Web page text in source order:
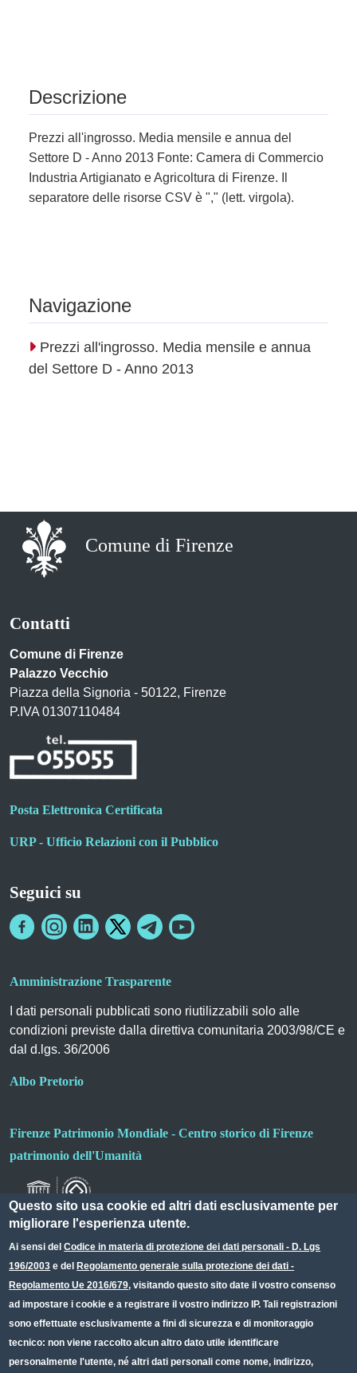
Descrizione
Prezzi all'ingrosso. Media mensile e annua del
Settore D - Anno 2013 Fonte: Camera di Commercio
Industria Artigianato e Agricoltura di Firenze. Il
separatore delle risorse CSV è "," (lett. virgola).
Navigazione
Prezzi all'ingrosso. Media mensile e annua
del Settore D - Anno 2013
Comune di Firenze
Contatti
Comune di Firenze
Palazzo Vecchio
Piazza della Signoria - 50122, Firenze
P.IVA 01307110484
Posta Elettronica Certificata
URP - Ufficio Relazioni con il Pubblico
Seguici su
Amministrazione Trasparente
I dati personali pubblicati sono riutilizzabili solo alle
condizioni previste dalla direttiva comunitaria 2003/98/CE e
dal d.lgs. 36/2006
Albo Pretorio
Firenze Patrimonio Mondiale - Centro storico di Firenze
patrimonio dell'Umanità
Small prints
Useful links section
Redazione web
Privacy
Note legali
Questo sito usa cookie ed altri dati esclusivamente per
migliorare l'esperienza utente.
Ai sensi delCodice in materia di protezione dei dati personali - D. Lgs
196/2003 e del Regolamento generale sulla protezione dei dati -
Regolamento Ue 2016/679, visitando questo sito date il vostro consenso
ad impostare i cookie e a registrare il vostro indirizzo IP. Tali registrazioni
sono effettuate esclusivamente a fini di sicurezza e di monitoraggio
tecnico: non viene raccolto alcun altro dato utile identificare
personalmente l'utente, né altri dati personali come nome, indirizzo,